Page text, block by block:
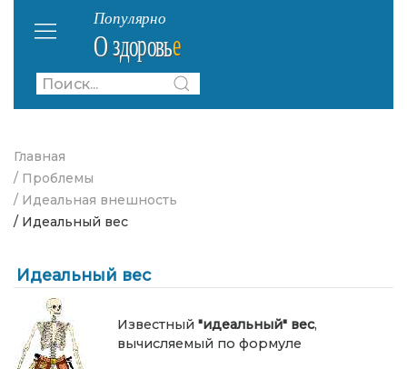
Главная
/ Проблемы
/ Идеальная внешность
/ Идеальный вес
Идеальный вес
Известный "идеальный" вес,
вычисляемый по формуле